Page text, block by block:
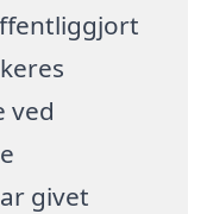
ved
givet